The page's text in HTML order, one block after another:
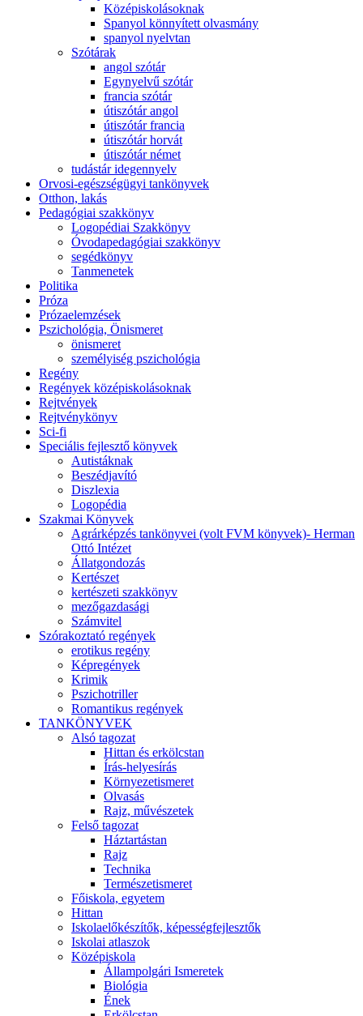
Középiskolásoknak
Spanyol könnyített olvasmány
spanyol nyelvtan
Szótárak
angol szótár
Egynyelvű szótár
francia szótár
útiszótár angol
útiszótár francia
útiszótár horvát
útiszótár német
tudástár idegennyelv
Orvosi-egészségügyi tankönyvek
Otthon, lakás
Pedagógiai szakkönyv
Logopédiai Szakkönyv
Óvodapedagógiai szakkönyv
segédkönyv
Tanmenetek
Politika
Próza
Prózaelemzések
Pszichológia, Önismeret
önismeret
személyiség pszichológia
Regény
Regények középiskolásoknak
Rejtvények
Rejtvénykönyv
Sci-fi
Speciális fejlesztő könyvek
Autistáknak
Beszédjavító
Diszlexia
Logopédia
Szakmai Könyvek
Agrárképzés tankönyvei (volt FVM könyvek)- Herman
Ottó Intézet
Állatgondozás
Kertészet
kertészeti szakkönyv
mezőgazdasági
Számvitel
Szórakoztató regények
erotikus regény
Képregények
Krimik
Pszichotriller
Romantikus regények
TANKÖNYVEK
Alsó tagozat
Hittan és erkölcstan
Írás-helyesírás
Környezetismeret
Olvasás
Rajz, művészetek
Felső tagozat
Háztartástan
Rajz
Technika
Természetismeret
Főiskola, egyetem
Hittan
Iskolaelőkészítők, képességfejlesztők
Iskolai atlaszok
Középiskola
Állampolgári Ismeretek
Biológia
Ének